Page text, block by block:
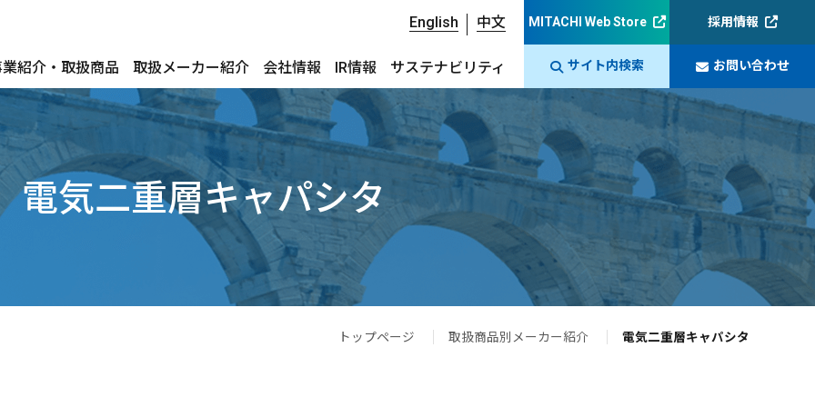
English 中文
紹介・取扱商品 取扱メーカー紹介 会社情報 IR情報 サステナビリティ
MITACHI Web Store 採用情報
サイト内検索 お問い合わせ
電気二重層キャパシタ
トップページ 取扱商品別メーカー紹介 電気二重層キャパシタ